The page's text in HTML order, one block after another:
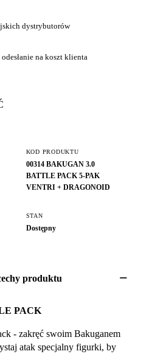
dystrybutorów
na koszt klienta
KOD PRODUKTU
00314 BAKUGAN 3.0
BATTLE PACK 5-PAK
VENTRI + DRAGONOID
STAN
Dostępny
produktu
PACK
- zakręć swoim Bakuganem
atak specjalny figurki, by